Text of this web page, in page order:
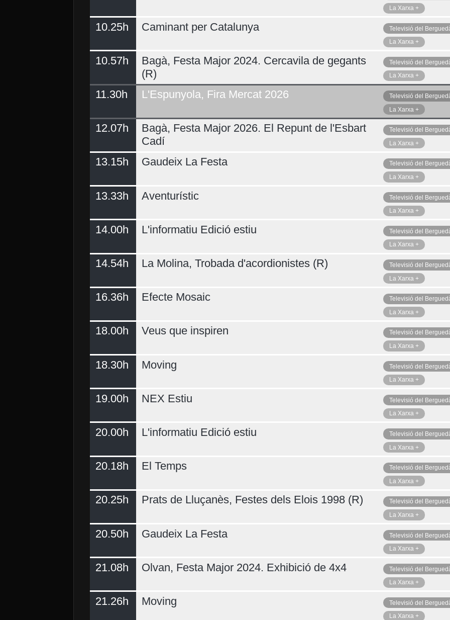
La Xarxa +
10.25h Caminant per Catalunya
Televisió del
La Xarxa +
10.57h
Bagà, Festa Major 2024. Cercavila de gegants
(R)
Televisió del
La Xarxa +
11.30h L'Espunyola, Fira Mercat 2026
Televisió del
La Xarxa +
12.07h
Bagà, Festa Major 2026. El Repunt de l'Esbart
Cadí
Televisió del
La Xarxa +
13.15h Gaudeix La Festa
Televisió del
La Xarxa +
13.33h Aventurístic
Televisió del
La Xarxa +
14.00h L'informatiu Edició estiu
Televisió del
La Xarxa +
14.54h La Molina, Trobada d'acordionistes (R)
Televisió del
La Xarxa +
16.36h Efecte Mosaic
Televisió del
La Xarxa +
18.00h Veus que inspiren
Televisió del
La Xarxa +
18.30h Moving
Televisió del
La Xarxa +
19.00h NEX Estiu
Televisió del
La Xarxa +
20.00h L'informatiu Edició estiu
Televisió del
La Xarxa +
20.18h El Temps
Televisió del
La Xarxa +
20.25h Prats de Lluçanès, Festes dels Elois 1998 (R)
Televisió del
La Xarxa +
20.50h Gaudeix La Festa
Televisió del
La Xarxa +
21.08h Olvan, Festa Major 2024. Exhibició de 4x4
Televisió del
La Xarxa +
21.26h Moving
Televisió del
La Xarxa +